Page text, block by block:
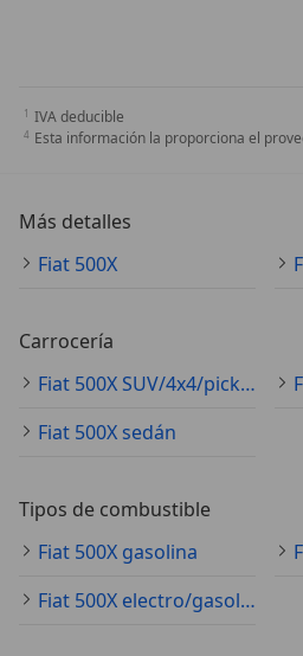
IVA deducible
Esta información la proporciona el
Más detalles
Fiat 500X
Carrocería
Fiat 500X SUV/4x4/pickup
Fiat 500X sedán
Tipos de combustible
Fiat 500X gasolina
Fiat 500X electro/gasolina